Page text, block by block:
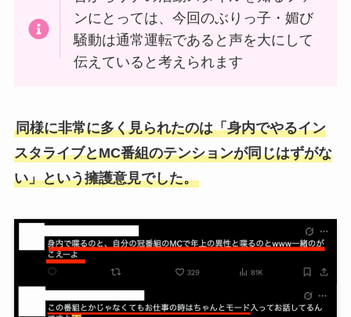
ンにとっては、今回のぶりっ子・媚び
騒動は通常運転であると声を大にして
伝えていると考えられます
同様に非常に多く見られたのは「身内でやるイン
スタライブとMC番組のテンションが同じはずがな
い」という擁護意見でした。